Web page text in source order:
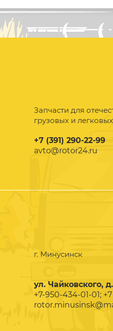
Запчасти для
грузовых и
+7 (391) 290-22-99
avto@rotor24.ru
г. Минусинск
ул. Чайковского,
+7-950-434-01-01;